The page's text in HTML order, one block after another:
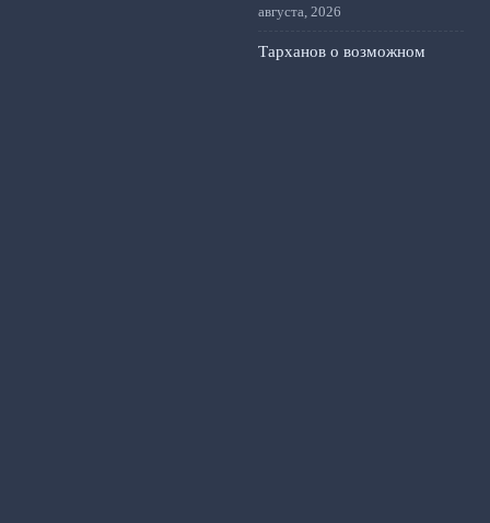
августа, 2026
Тарханов о возможном